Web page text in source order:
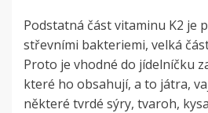
Podstatná část vitaminu K2 je
střevními bakteriemi, velká
Proto je vhodné do jídelníčku
které ho obsahují, a to játra,
některé tvrdé sýry, tvaroh,